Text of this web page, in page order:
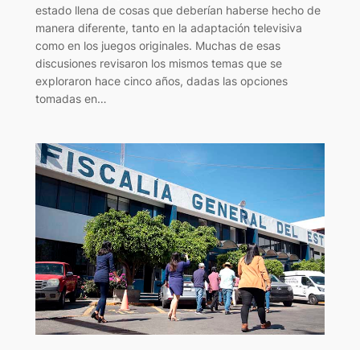
estado llena de cosas que deberían haberse hecho de
manera diferente, tanto en la adaptación televisiva
como en los juegos originales. Muchas de esas
discusiones revisaron los mismos temas que se
exploraron hace cinco años, dadas las opciones
tomadas en…